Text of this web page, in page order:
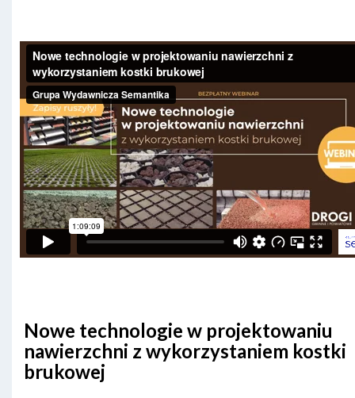
Nowe technologie w projektowaniu
nawierzchni z wykorzystaniem kostki
brukowej